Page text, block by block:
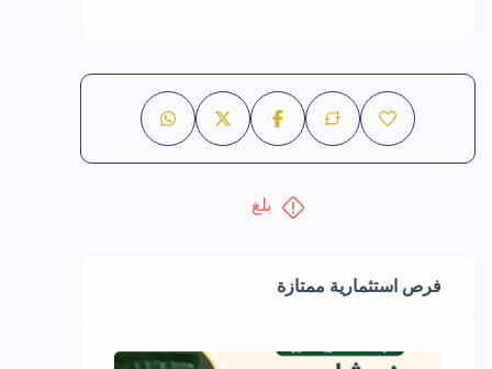
بلغ
فرص استثمارية ممتازة